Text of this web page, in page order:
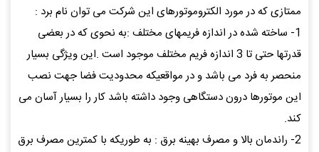
ممتازی که در مورد الکتروموتورهای این شرکت می توان نام برد :
1- ساخته شده در اندازه فریمهای مختلف :به نحوی که در بعضی
قدرتها حتی تا 3 اندازه فریم مختلف موجود است .این ویژگی بسیار
منحصر به فرد می باشد و در مواقعیکه محدودیت فضا جهت نصب
این موتورها درون دستگاهی وجود داشته باشد کار را بسیار آسان می
کند.
2- راندمان بالا و مصرف بهینه برق : به طوریکه با کمترین مصرف برق